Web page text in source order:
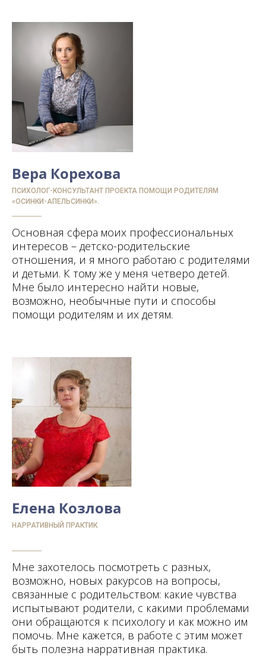
Вера Корехова
ПСИХОЛОГ-КОНСУЛЬТАНТ ПРОЕКТА ПОМОЩИ РОДИТЕЛЯМ
«ОСИНКИ-АПЕЛЬСИНКИ».
Основная сфера моих профессиональных
интересов – детско-родительские
отношения, и я много работаю с родителями
и детьми. К тому же у меня четверо детей.
Мне было интересно найти новые,
возможно, необычные пути и способы
помощи родителям и их детям.
Елена Козлова
НАРРАТИВНЫЙ ПРАКТИК
Мне захотелось посмотреть с разных,
возможно, новых ракурсов на вопросы,
связанные с родительством: какие чувства
испытывают родители, с какими проблемами
они обращаются к психологу и как можно им
помочь. Мне кажется, в работе с этим может
быть полезна нарративная практика.